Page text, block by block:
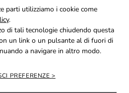
RISERVATA
PRIVACY
COOKIES
parti utilizziamo i cookie come
.
di tali tecnologie chiudendo questa
un link o un pulsante al di fuori di
a navigare in altro modo.
PREFERENZE